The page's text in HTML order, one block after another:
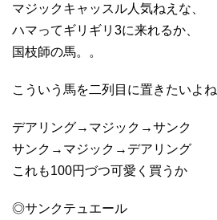
マジックキャッスル人気ねえな、
ハマってギリギリ3に来れるか、
国枝師の馬。。
こういう馬を二列目に置きたいよね
デアリング→マジック→サンク
サンク→マジック→デアリング
これも100円づつ可愛く買うか
◎サンクテュエール